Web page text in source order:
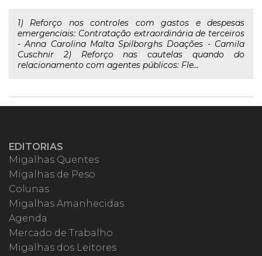
1) Reforço nos controles com gastos e despesas
emergenciais: Contratação extraordinária de terceiros
- Anna Carolina Malta Spilborghs Doações - Camila
Cuschnir 2) Reforço nas cautelas quando do
relacionamento com agentes públicos: Fle...
EDITORIAS
Migalhas Quentes
Migalhas de Peso
Colunas
Migalhas Amanhecidas
Agenda
Mercado de Trabalho
Migalhas dos Leitores